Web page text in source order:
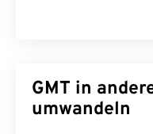
GMT in
umwandeln